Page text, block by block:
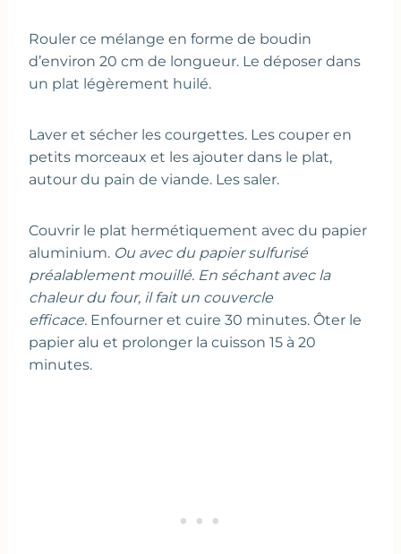
Rouler ce mélange en forme de boudin
d’environ 20 cm de longueur. Le déposer dans
un plat légèrement huilé.
Laver et sécher les courgettes. Les couper en
petits morceaux et les ajouter dans le plat,
autour du pain de viande. Les saler.
Couvrir le plat hermétiquement avec du papier
aluminium. Ou avec du papier sulfurisé
préalablement mouillé. En séchant avec la
chaleur du four, il fait un couvercle
efficace. Enfourner et cuire 30 minutes. Ôter le
papier alu et prolonger la cuisson 15 à 20
minutes.